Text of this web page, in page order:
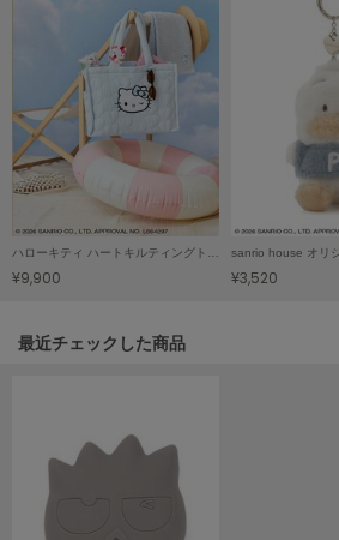
ミュシャ
NEW Balance
ニューバランス
ネズ
ヌル
¥9,900 ¥3,520
関連記事
最近チェックした商品